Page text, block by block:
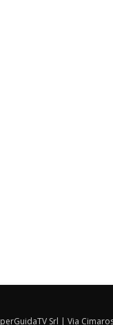
Srl | Via